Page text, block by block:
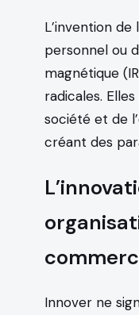
L’invention de
personnel ou
magnétique
radicales.
société et de
créant des
Innover ne